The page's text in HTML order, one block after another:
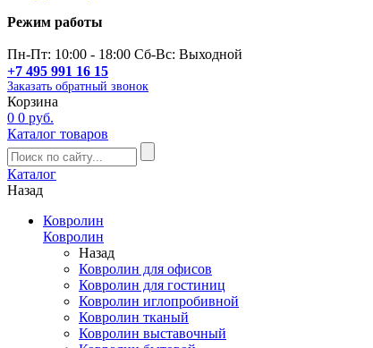
Режим работы
Пн-Пт: 10:00 - 18:00 Сб-Вс: Выходной
+7 495 991 16 15
Заказать обратный звонок
Корзина
0 0 руб.
Каталог товаров
Каталог
Назад
Ковролин
Ковролин
Назад
Ковролин для офисов
Ковролин для гостиниц
Ковролин иглопробивной
Ковролин тканый
Ковролин выставочный